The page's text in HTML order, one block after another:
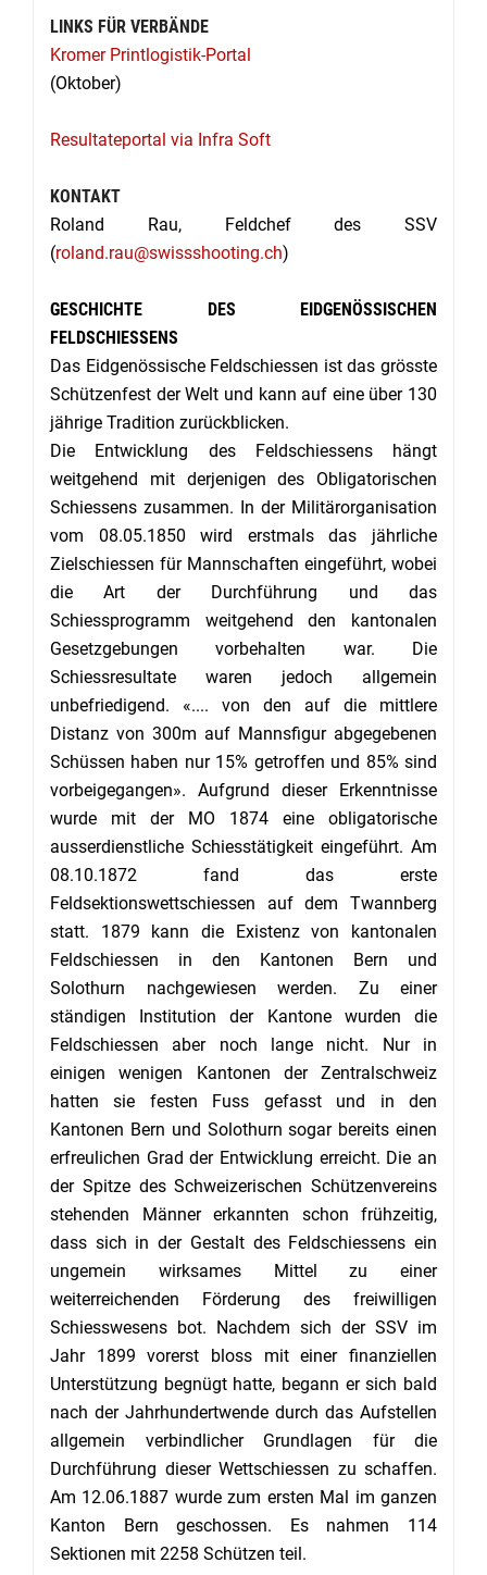
LINKS FÜR VERBÄNDE
Kromer Printlogistik-Portal
(Oktober)
Resultateportal via Infra Soft
KONTAKT
Roland Rau, Feldchef des SSV
(roland.rau@swissshooting.ch)
GESCHICHTE DES EIDGENÖSSISCHEN
FELDSCHIESSENS
Das Eidgenössische Feldschiessen ist das grösste
Schützenfest der Welt und kann auf eine über 130
jährige Tradition zurückblicken.
Die Entwicklung des Feldschiessens hängt
weitgehend mit derjenigen des Obligatorischen
Schiessens zusammen. In der Militärorganisation
vom 08.05.1850 wird erstmals das jährliche
Zielschiessen für Mannschaften eingeführt, wobei
die Art der Durchführung und das
Schiessprogramm weitgehend den kantonalen
Gesetzgebungen vorbehalten war. Die
Schiessresultate waren jedoch allgemein
unbefriedigend. «.... von den auf die mittlere
Distanz von 300m auf Mannsfigur abgegebenen
Schüssen haben nur 15% getroffen und 85% sind
vorbeigegangen». Aufgrund dieser Erkenntnisse
wurde mit der MO 1874 eine obligatorische
ausserdienstliche Schiesstätigkeit eingeführt. Am
08.10.1872 fand das erste
Feldsektionswettschiessen auf dem Twannberg
statt. 1879 kann die Existenz von kantonalen
Feldschiessen in den Kantonen Bern und
Solothurn nachgewiesen werden. Zu einer
ständigen Institution der Kantone wurden die
Feldschiessen aber noch lange nicht. Nur in
einigen wenigen Kantonen der Zentralschweiz
hatten sie festen Fuss gefasst und in den
Kantonen Bern und Solothurn sogar bereits einen
erfreulichen Grad der Entwicklung erreicht. Die an
der Spitze des Schweizerischen Schützenvereins
stehenden Männer erkannten schon frühzeitig,
dass sich in der Gestalt des Feldschiessens ein
ungemein wirksames Mittel zu einer
weiterreichenden Förderung des freiwilligen
Schiesswesens bot. Nachdem sich der SSV im
Jahr 1899 vorerst bloss mit einer finanziellen
Unterstützung begnügt hatte, begann er sich bald
nach der Jahrhundertwende durch das Aufstellen
allgemein verbindlicher Grundlagen für die
Durchführung dieser Wettschiessen zu schaffen.
Am 12.06.1887 wurde zum ersten Mal im ganzen
Kanton Bern geschossen. Es nahmen 114
Sektionen mit 2258 Schützen teil.